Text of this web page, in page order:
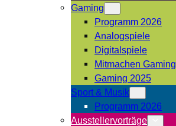
Gaming
Programm 2026
Analogspiele
Digitalspiele
Mitmachen Gaming
Gaming 2025
Sport & Musik
Programm 2026
Ausstellervorträge